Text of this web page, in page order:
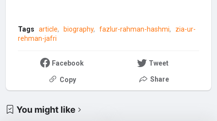
Tags article biography fazlur-rahman-hashmi
zia-ur-
rehman-jafri
Facebook Tweet
Copy Share
You might like